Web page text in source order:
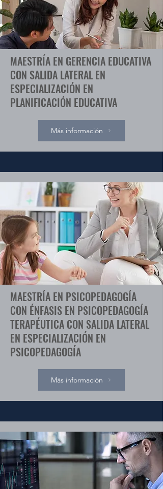
MAESTRÍA EN GERENCIA EDUCATIVA
CON SALIDA LATERAL EN
ESPECIALIZACIÓN EN
PLANIFICACIÓN EDUCATIVA
Más información
MAESTRÍA EN PSICOPEDAGOGÍA
CON ÉNFASIS EN PSICOPEDAGOGÍA
TERAPÉUTICA CON SALIDA LATERAL
EN ESPECIALIZACIÓN EN
PSICOPEDAGOGÍA
Más información